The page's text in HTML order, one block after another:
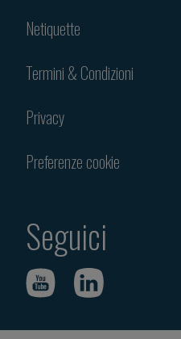
Netiquette
Termini & Condizioni
Privacy
Preferenze cookie
Seguici